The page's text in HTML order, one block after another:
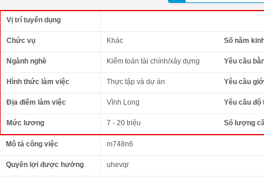
Vị trí tuyển dụng
Chức vụ Khác Số năm
Ngành nghề Kiếm toán tài chính/xây dựng Yêu cầu
Hình thức làm việc Thực tập và dự án Yêu cầu
Địa điểm làm việc Vĩnh Long Yêu cầu độ
Mức lương 7 - 20 triệu Số lượng
Mô tả công việc m748n6
Quyền lợi được hưởng uhevqr